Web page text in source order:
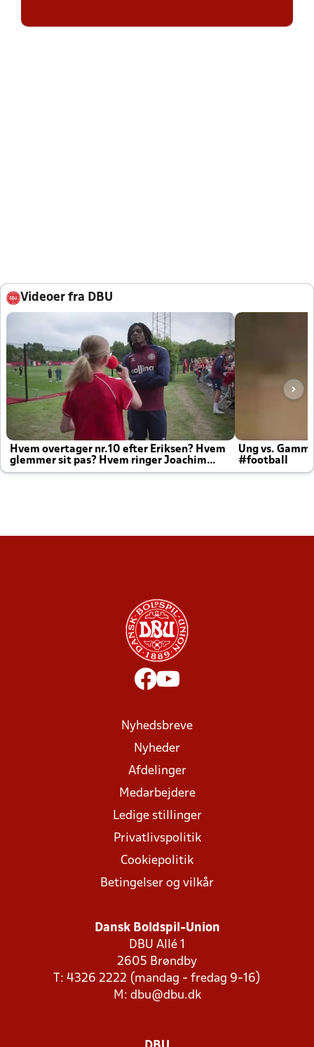
Videoer fra DBU
Hvem overtager nr.10 efter Eriksen? Hvem
glemmer sit pas? Hvem ringer Joachim
altid til efter kampe?
Ung vs.
#football
Nyhedsbreve
Nyheder
Afdelinger
Medarbejdere
Ledige stillinger
Privatlivspolitik
Cookiepolitik
Betingelser og vilkår
Dansk Boldspil-Union
DBU Allé 1
2605 Brøndby
T: 4326 2222 (mandag - fredag 9-16)
M: dbu@dbu.dk